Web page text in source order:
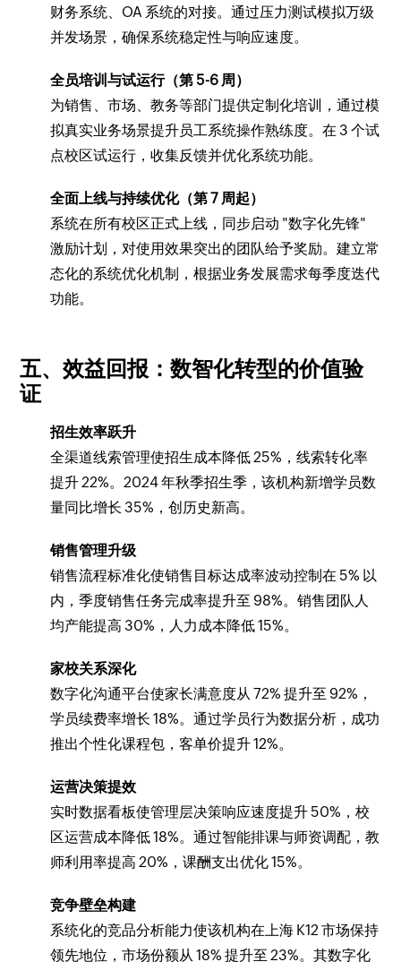
财务系统、OA 系统的对接。通过压力测试模拟万级
并发场景，确保系统稳定性与响应速度。
全员培训与试运行（第 5-6 周）
为销售、市场、教务等部门提供定制化培训，通过模
拟真实业务场景提升员工系统操作熟练度。在 3 个试
点校区试运行，收集反馈并优化系统功能。
全面上线与持续优化（第 7 周起）
系统在所有校区正式上线，同步启动 "数字化先锋"
激励计划，对使用效果突出的团队给予奖励。建立常
态化的系统优化机制，根据业务发展需求每季度迭代
功能。
五、效益回报：数智化转型的价值验
证
招生效率跃升
全渠道线索管理使招生成本降低 25%，线索转化率
提升 22%。2024 年秋季招生季，该机构新增学员数
量同比增长 35%，创历史新高。
销售管理升级
销售流程标准化使销售目标达成率波动控制在 5% 以
内，季度销售任务完成率提升至 98%。销售团队人
均产能提高 30%，人力成本降低 15%。
家校关系深化
数字化沟通平台使家长满意度从 72% 提升至 92%，
学员续费率增长 18%。通过学员行为数据分析，成功
推出个性化课程包，客单价提升 12%。
运营决策提效
实时数据看板使管理层决策响应速度提升 50%，校
区运营成本降低 18%。通过智能排课与师资调配，教
师利用率提高 20%，课酬支出优化 15%。
竞争壁垒构建
系统化的竞品分析能力使该机构在上海 K12 市场保持
领先地位，市场份额从 18% 提升至 23%。其数字化